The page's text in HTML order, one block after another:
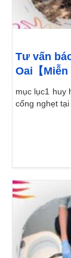
Tư vấn
Oai【Miễn
mục lục1 huy
cống nghẹt tại